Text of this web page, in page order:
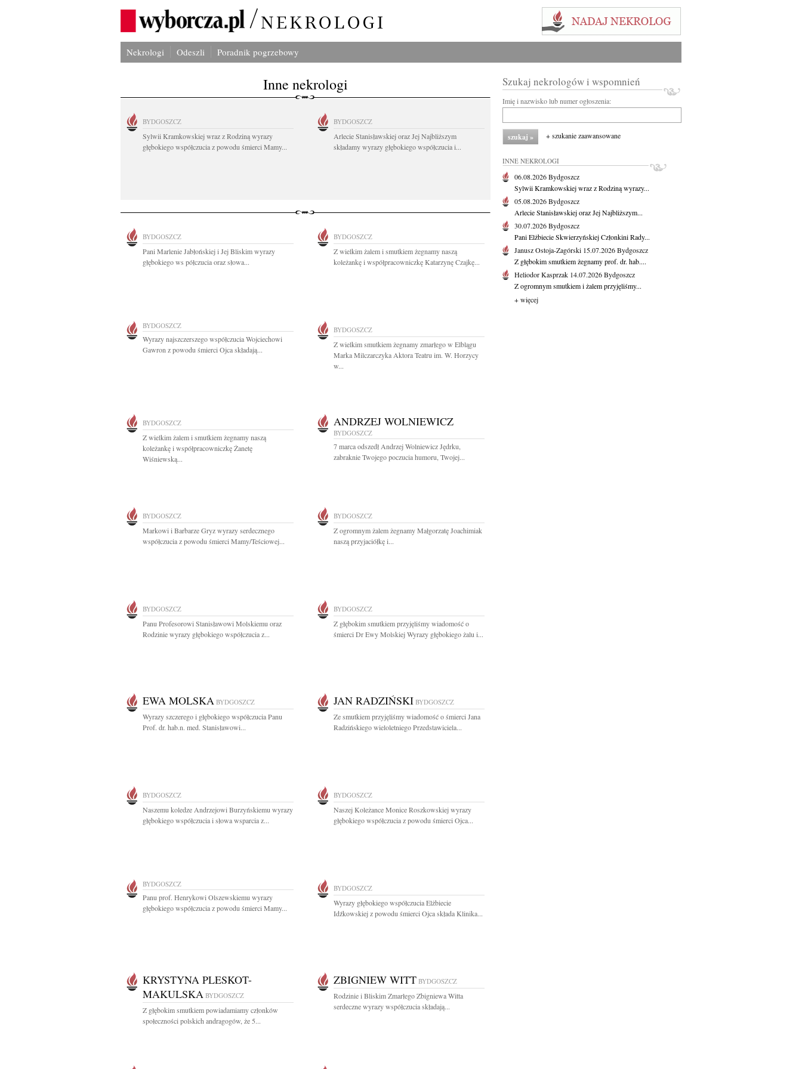
Nekrologi Odeszli Poradnik pogrzebowy
Inne nekrologi
BYDGOSZCZ
Sylwii Kramkowskiej wraz z Rodziną wyrazy
głębokiego współczucia z powodu śmierci Mamy...
BYDGOSZCZ
Arlecie Stanisławskiej oraz Jej Najbliższym
składamy wyrazy głębokiego współczucia i...
BYDGOSZCZ
Pani Marlenie Jabłońskiej i Jej Bliskim wyrazy
głębokiego ws półczucia oraz słowa...
BYDGOSZCZ
Z wielkim żalem i smutkiem żegnamy naszą
koleżankę i współpracowniczkę Katarzynę Czajkę...
BYDGOSZCZ
Wyrazy najszczerszego współczucia Wojciechowi
Gawron z powodu śmierci Ojca składają...
BYDGOSZCZ
Z wielkim smutkiem żegnamy zmarłego w Elblągu
Marka Milczarczyka Aktora Teatru im. W. Horzycy
w...
BYDGOSZCZ
Z wielkim żalem i smutkiem żegnamy naszą
koleżankę i współpracowniczkę Żanetę
Wiśniewską...
ANDRZEJ WOLNIEWICZ
BYDGOSZCZ
7 marca odszedł Andrzej Wolniewicz Jędrku,
zabraknie Twojego poczucia humoru, Twojej...
BYDGOSZCZ
Markowi i Barbarze Gryz wyrazy serdecznego
współczucia z powodu śmierci Mamy/Teściowej...
BYDGOSZCZ
Z ogromnym żalem żegnamy Małgorzatę Joachimiak
naszą przyjaciółkę i...
BYDGOSZCZ
Panu Profesorowi Stanisławowi Molskiemu oraz
Rodzinie wyrazy głębokiego współczucia z...
BYDGOSZCZ
Z głębokim smutkiem przyjęliśmy wiadomość o
śmierci Dr Ewy Molskiej Wyrazy głębokiego żalu i...
EWA MOLSKA BYDGOSZCZ
Wyrazy szczerego i głębokiego współczucia Panu
Prof. dr. hab.n. med. Stanisławowi...
JAN RADZIŃSKI BYDGOSZCZ
Ze smutkiem przyjęliśmy wiadomość o śmierci Jana
Radzińskiego wieloletniego Przedstawiciela...
BYDGOSZCZ
Naszemu koledze Andrzejowi Burzyńskiemu wyrazy
głębokiego współczucia i słowa wsparcia z...
BYDGOSZCZ
Naszej Koleżance Monice Roszkowskiej wyrazy
głębokiego współczucia z powodu śmierci Ojca...
BYDGOSZCZ
Panu prof. Henrykowi Olszewskiemu wyrazy
głębokiego współczucia z powodu śmierci Mamy...
BYDGOSZCZ
Wyrazy głębokiego współczucia Elżbiecie
Idźkowskiej z powodu śmierci Ojca składa Klinika...
KRYSTYNA PLESKOT-
MAKULSKA BYDGOSZCZ
Z głębokim smutkiem powiadamiamy członków
społeczności polskich andragogów, że 5...
ZBIGNIEW WITT BYDGOSZCZ
Rodzinie i Bliskim Zmarłego Zbigniewa Witta
serdeczne wyrazy współczucia składają...
Szukaj nekrologów i wspomnień
Imię i nazwisko lub numer ogłoszenia:
+ szukanie zaawansowane
INNE NEKROLOGI
06.08.2026Bydgoszcz
Sylwii Kramkowskiej wraz z Rodziną wyrazy...
05.08.2026Bydgoszcz
Arlecie Stanisławskiej oraz Jej Najbliższym...
30.07.2026Bydgoszcz
Pani Elżbiecie Skwierzyńskiej Członkini Rady...
Janusz Ostoja-Zagórski 15.07.2026Bydgoszcz
Z głębokim smutkiem żegnamy prof. dr. hab....
Heliodor Kasprzak 14.07.2026Bydgoszcz
Z ogromnym smutkiem i żalem przyjęliśmy...
+ więcej